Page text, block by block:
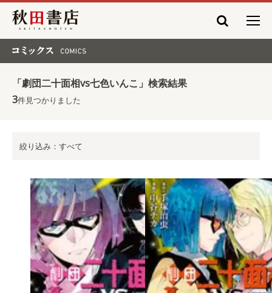
秋田書店
「劇団二十面相vs七色いんこ」検索結果
3件見つかりました
絞り込み：すべて